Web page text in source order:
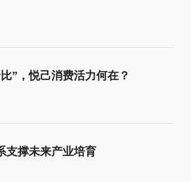
”，悦己消费活力何在？
支撑未来产业培育